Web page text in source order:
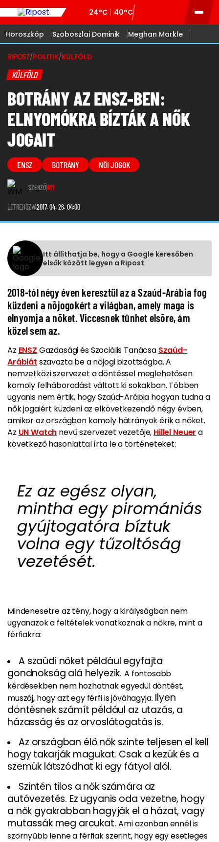
24°C 40°C
Horoszkóp Szoboszlai Dominik Meghan Markle
RIPOST/POLITIK/KÜLFÖLD
KÜLFÖLD
BOTRÁNY AZ ENSZ-BEN:
ELNYOMÓKRA BÍZTÁK A NŐK
JOGAIT
ENSZ BOTRÁNY NŐI JOGOK
SZERZŐWM
LÉTREHOZVA2017. 04. 26. 04:00
Itt állíthatja be, hogy a Google keresőben
elsők között legyen a Ripost
2018-tól négy éven keresztül az a Szaúd-Arábia fog
küzdeni a nõjogokért a világban, amely maga is
elnyomja a nõket. Viccesnek tûnhet elsõre, ám
közel sem az.
Az ENSZ Gazdasági és Szociális Tanácsa Szaúd-
Arábiát szavazta be a nőjogi bizottságba. A
nemzetközi szervezet a döntéssel meglehetősen
komoly felháborodást váltott ki sokakban. Többen
ugyanis nem értik, hogy Szaúd-Arábia hogyan tudna a
nők jogaiért küzdeni az elkövetkezendő négy évben,
amikor az országban komoly hátrányok érik a nőket.
Az UN Watch nevű szervezet vezetője, Hillel Neuer a
következő hasonlattal írta le a történeteket:
Ez az egész olyan,
mintha egy piromániás
gyújtogatóra bíztuk
volna egy tűzoltóság
vezetését.
Mindenesetre az tény, hogy a királyságban nem
ugyanazok a feltételek vonatkoznak a nőkre, mint a
férfiakra:
A szaúdi nőket például egyfajta
gondnokság alá helyezik. A fontosabb
kérdésekben nem hozhatnak egyedül döntést,
muszáj, hogy azt egy férfi is jóváhagyja. Ilyen
döntésnek számít például az utazás, a
házasság és az orvoslátogatás is.
Az országban élő nők szinte teljesen el kell
hogy takarják magukat. Csak a kezük és a
szemük látszódhat ki egy fátyol alól.
Szintén tilos a nők számára az
autóvezetés. Ez ugyanis oda vezetne, hogy
a nők gyakrabban hagyják el a házat, vagy
mutassák meg arcukat.Ami azonban ennél is
szörnyűbb lenne a férfiak szerint, hogy egy esetleges